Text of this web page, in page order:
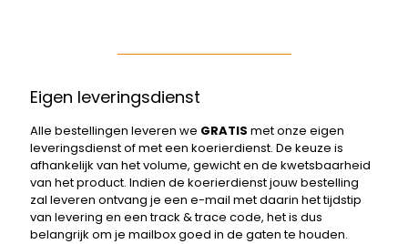
Eigen leveringsdienst
Alle bestellingen leveren we GRATIS met onze eigen
leveringsdienst of met een koerierdienst. De keuze is
afhankelijk van het volume, gewicht en de kwetsbaarheid
van het product. Indien de koerierdienst jouw bestelling
zal leveren ontvang je een e-mail met daarin het tijdstip
van levering en een track & trace code, het is dus
belangrijk om je mailbox goed in de gaten te houden.